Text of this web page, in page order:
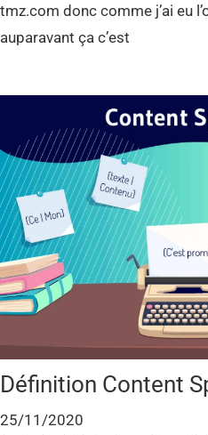
tmz.com donc comme j’ai eu
auparavant ça c’est
Définition Content
25/11/2020